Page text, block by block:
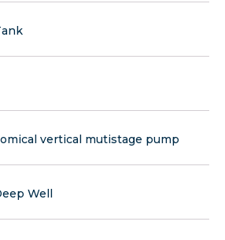
vertical mutistage pump
Well